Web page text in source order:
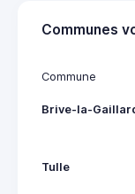
Communes
Commune
Brive-la-
Tulle